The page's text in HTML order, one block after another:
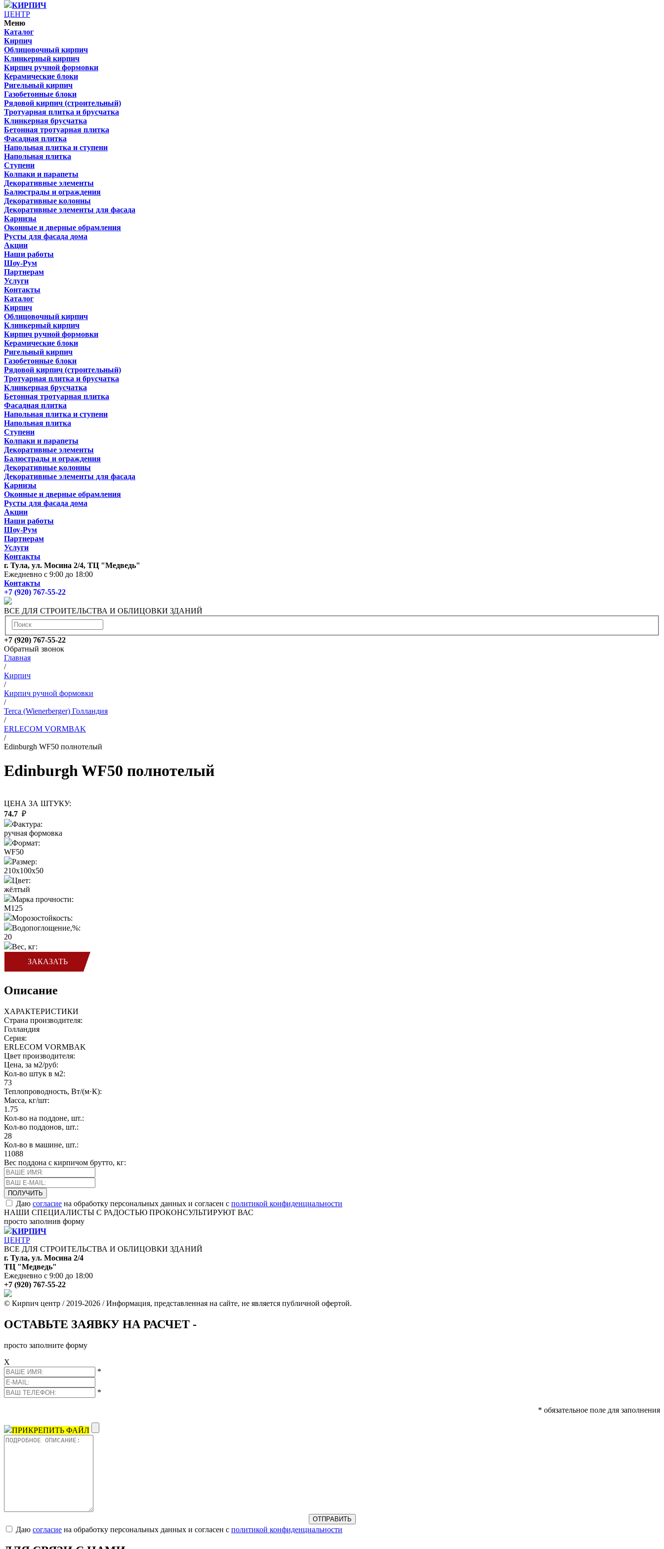
КИРПИЧ
ЦЕНТР
Меню
Каталог
Кирпич
Облицовочный кирпич
Клинкерный кирпич
Кирпич ручной формовки
Керамические блоки
Ригельный кирпич
Газобетонные блоки
Рядовой кирпич (строительный)
Тротуарная плитка и брусчатка
Клинкерная брусчатка
Бетонная тротуарная плитка
Фасадная плитка
Напольная плитка и ступени
Напольная плитка
Ступени
Колпаки и парапеты
Декоративные элементы
Балюстрады и ограждения
Декоративные колонны
Декоративные элементы для фасада
Карнизы
Оконные и дверные обрамления
Русты для фасада дома
Акции
Наши работы
Шоу-Рум
Партнерам
Услуги
Контакты
Каталог
Кирпич
Облицовочный кирпич
Клинкерный кирпич
Кирпич ручной формовки
Керамические блоки
Ригельный кирпич
Газобетонные блоки
Рядовой кирпич (строительный)
Тротуарная плитка и брусчатка
Клинкерная брусчатка
Бетонная тротуарная плитка
Фасадная плитка
Напольная плитка и ступени
Напольная плитка
Ступени
Колпаки и парапеты
Декоративные элементы
Балюстрады и ограждения
Декоративные колонны
Декоративные элементы для фасада
Карнизы
Оконные и дверные обрамления
Русты для фасада дома
Акции
Наши работы
Шоу-Рум
Партнерам
Услуги
Контакты
г. Тула, ул. Мосина 2/4, ТЦ "Медведь"
Ежедневно с 9:00 до 18:00
Контакты
+7 (920) 767-55-22
ВСЕ ДЛЯ СТРОИТЕЛЬСТВА И ОБЛИЦОВКИ ЗДАНИЙ
+7 (920) 767-55-22
Обратный звонок
Главная
/
Кирпич
/
Кирпич ручной формовки
/
Terca (Wienerberger) Голландия
/
ERLECOM VORMBAK
/
Edinburgh WF50 полнотелый
Edinburgh WF50 полнотелый
ЦЕНА ЗА ШТУКУ:
74.7 ₽
Фактура:
ручная формовка
Формат:
WF50
Размер:
210x100x50
Цвет:
жёлтый
Марка прочности:
M125
Морозостойкость:
Водопоглощение,%:
20
Вес, кг:
ЗАКАЗАТЬ
Описание
ХАРАКТЕРИСТИКИ
Страна производителя:
Голландия
Серия:
ERLECOM VORMBAK
Цвет производителя:
Цена, за м2/руб:
Кол-во штук в м2:
73
Теплопроводность, Вт/(м·К):
Масса, кг/шт:
1.75
Кол-во на поддоне, шт.:
Кол-во поддонов, шт.:
28
Кол-во в машине, шт.:
11088
Вес поддона с кирпичом брутто, кг:
Даю согласие на обработку персональных данных и согласен с политикой конфиденциальности
НАШИ СПЕЦИАЛИСТЫ С РАДОСТЬЮ ПРОКОНСУЛЬТИРУЮТ ВАС
просто заполнив форму
КИРПИЧ
ЦЕНТР
ВСЕ ДЛЯ СТРОИТЕЛЬСТВА И ОБЛИЦОВКИ ЗДАНИЙ
г. Тула, ул. Мосина 2/4
ТЦ "Медведь"
Ежедневно с 9:00 до 18:00
+7 (920) 767-55-22
© Кирпич центр / 2019-2026 / Информация, представленная на сайте, не является публичной офертой.
ОСТАВЬТЕ ЗАЯВКУ НА РАСЧЕТ -
просто заполните форму
Х
*
*
* обязательное поле для заполнения
ПРИКРЕПИТЬ ФАЙЛ
Даю согласие на обработку персональных данных и согласен с политикой конфиденциальности